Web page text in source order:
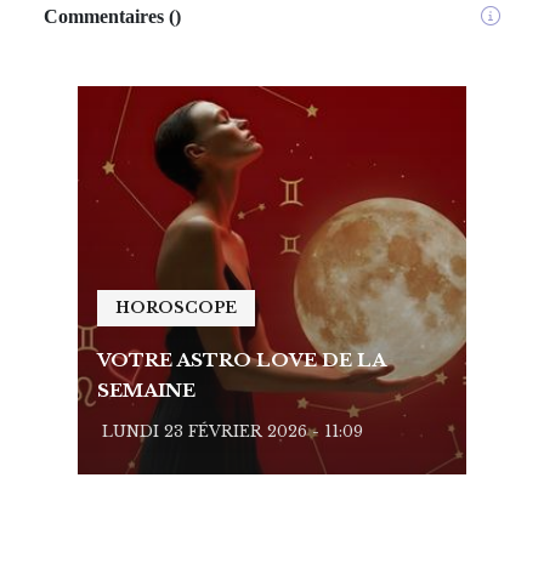
Commentaires ()
HOROSCOPE
VOTRE ASTRO LOVE DE LA
SEMAINE
LUNDI 23 FÉVRIER 2026 - 11:09